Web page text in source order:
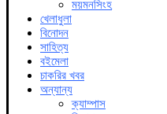
ময়মনসিংহ
খেলাধুলা
বিনোদন
সাহিত্য
বইমেলা
চাকরির খবর
অন্যান্য
ক্যাম্পাস